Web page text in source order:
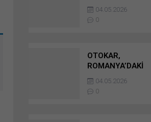
FİLOSUNU 153
ADET MERCEDES-
BENZ ACTROS VE
04.05.2026
0
OTOKAR,
ROMANYA’DAKİ
YATIRIMI İÇİN
SATIN ALMA
SÖZLEŞMESİNİ
04.05.2026
0